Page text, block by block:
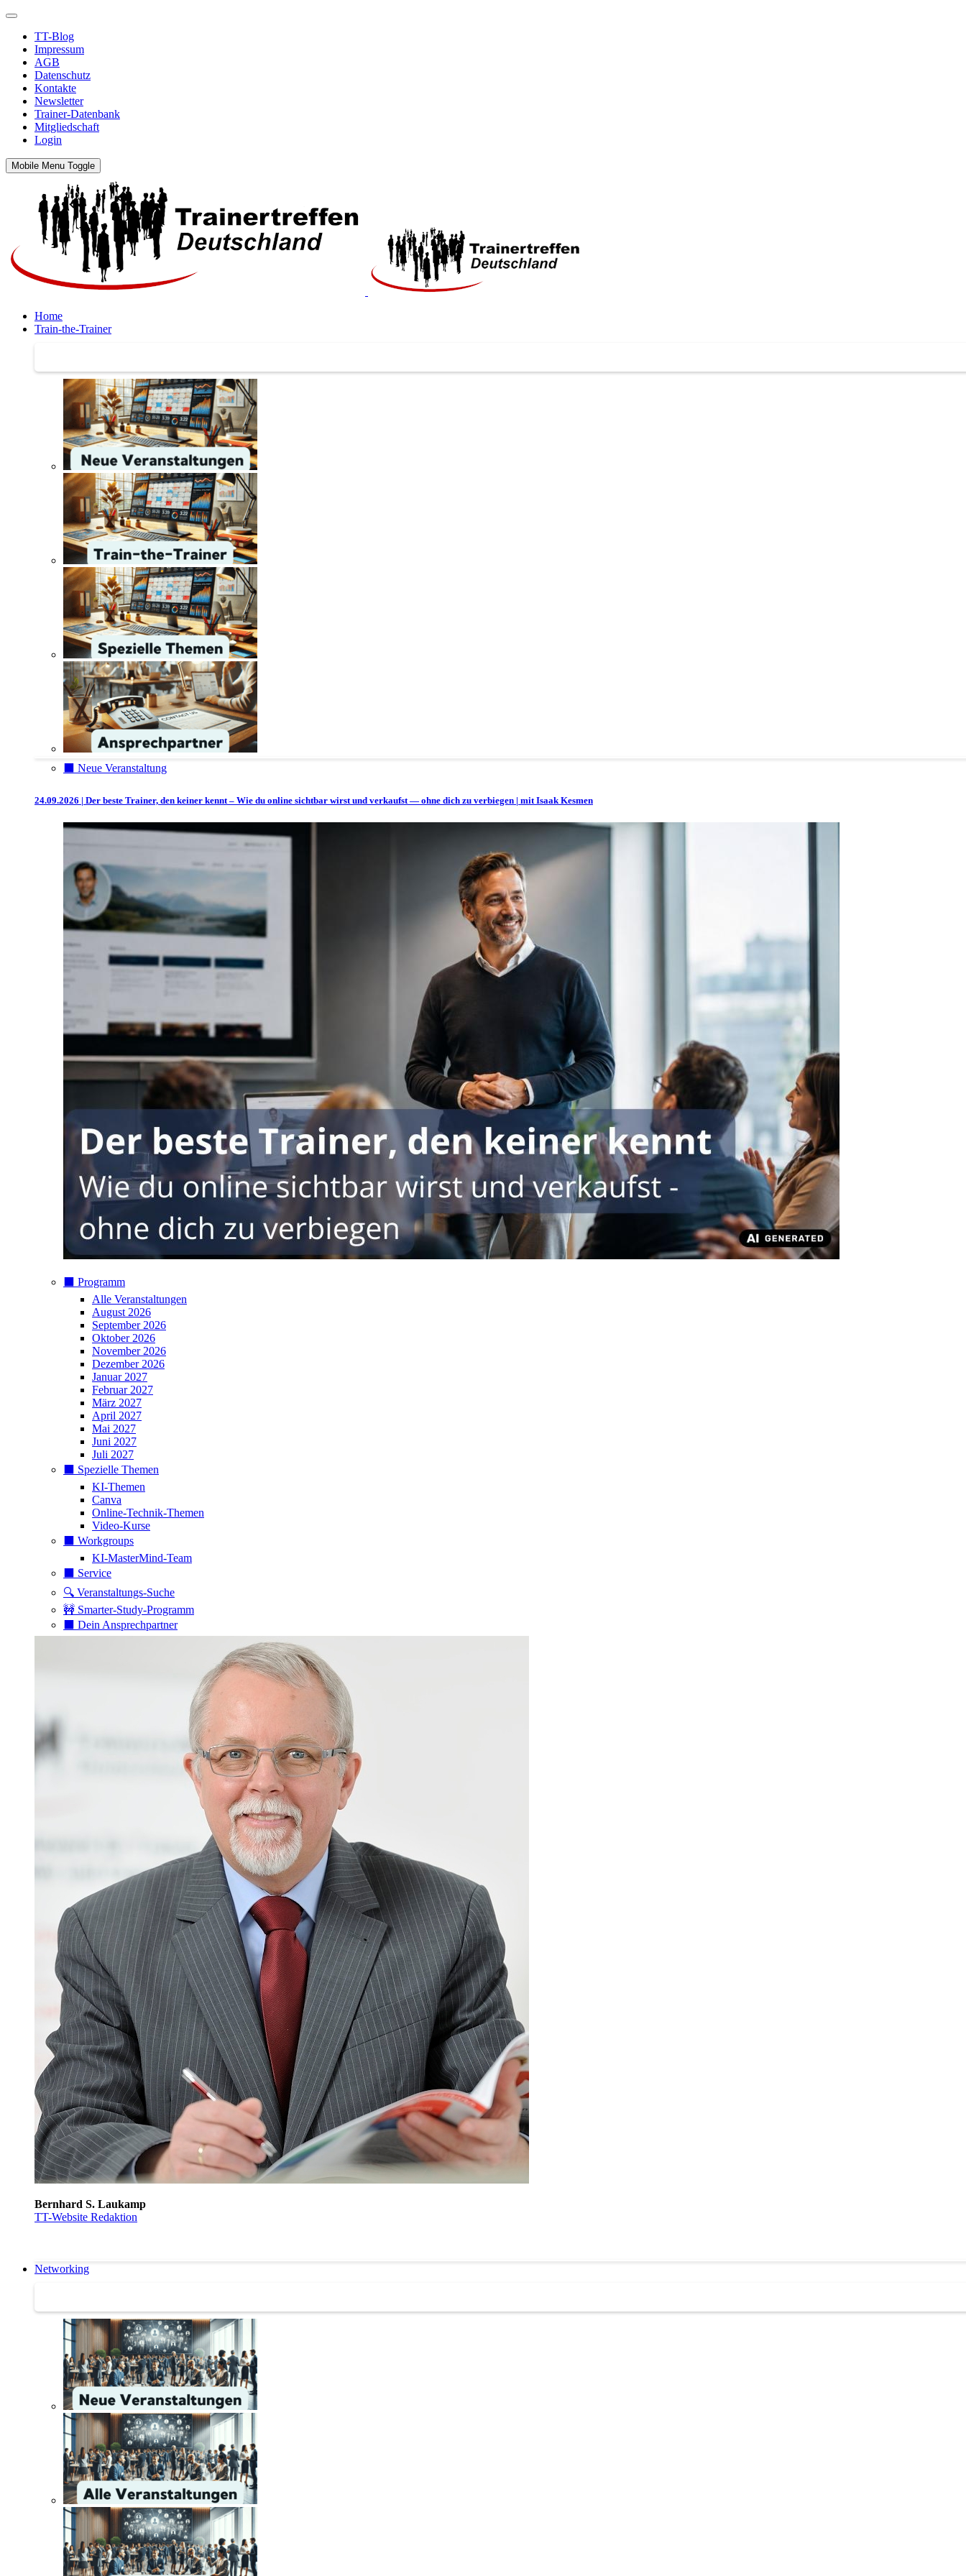
TT-Blog
Impressum
AGB
Datenschutz
Kontakte
Newsletter
Trainer-Datenbank
Mitgliedschaft
Login
Mobile Menu Toggle
Home
Train-the-Trainer
⬛️ Neue Veranstaltung
24.09.2026 | Der beste Trainer, den keiner kennt – Wie du online sichtbar wirst und verkaufst — ohne dich zu verbiegen | mit Isaak Kesmen
⬛️ Programm
Alle Veranstaltungen
August 2026
September 2026
Oktober 2026
November 2026
Dezember 2026
Januar 2027
Februar 2027
März 2027
April 2027
Mai 2027
Juni 2027
Juli 2027
⬛️ Spezielle Themen
KI-Themen
Canva
Online-Technik-Themen
Video-Kurse
⬛️ Workgroups
KI-MasterMind-Team
⬛️ Service
🔍 Veranstaltungs-Suche
🚧 Smarter-Study-Programm
⬛️ Dein Ansprechpartner
Bernhard S. Laukamp
TT-Website Redaktion
Networking